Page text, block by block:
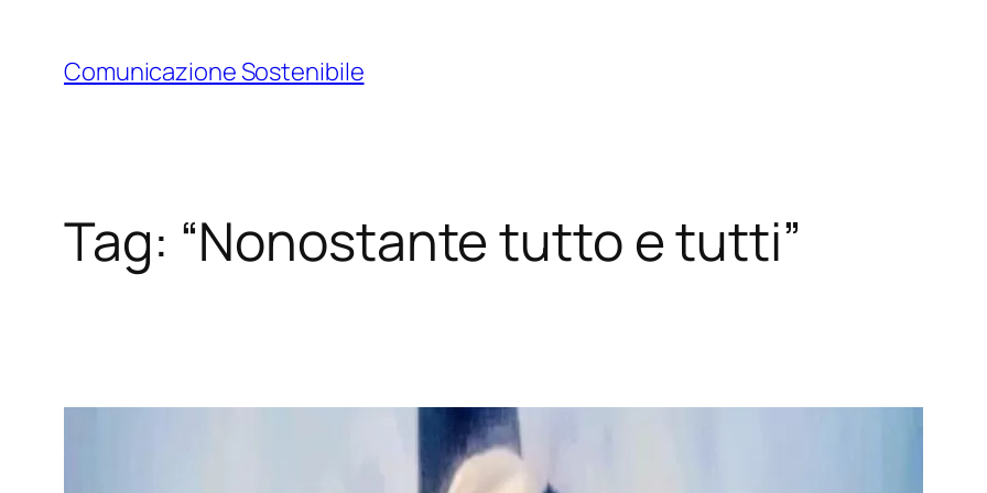
contenuto
Comunicazione Sostenibile
Tag: “Nonostante tutto e tutti”